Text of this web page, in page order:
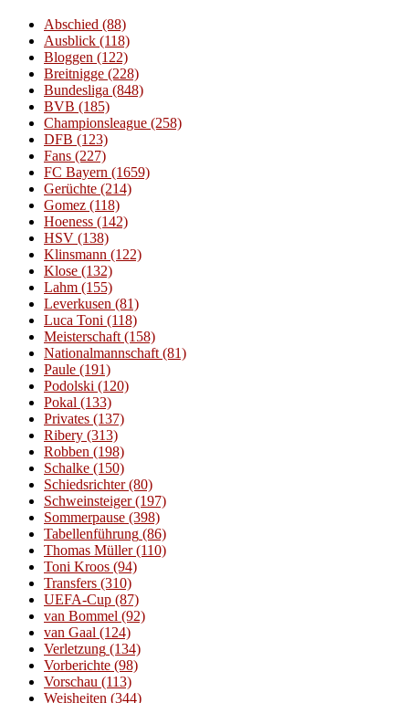
Abschied (88)
Ausblick (118)
Bloggen (122)
Breitnigge (228)
Bundesliga (848)
BVB (185)
Championsleague (258)
DFB (123)
Fans (227)
FC Bayern (1659)
Gerüchte (214)
Gomez (118)
Hoeness (142)
HSV (138)
Klinsmann (122)
Klose (132)
Lahm (155)
Leverkusen (81)
Luca Toni (118)
Meisterschaft (158)
Nationalmannschaft (81)
Paule (191)
Podolski (120)
Pokal (133)
Privates (137)
Ribery (313)
Robben (198)
Schalke (150)
Schiedsrichter(80)
Schweinsteiger(197)
Sommerpause (398)
Tabellenführung (86)
Thomas Müller(110)
Toni Kroos (94)
Transfers (310)
UEFA-Cup (87)
van Bommel (92)
van Gaal (124)
Verletzung (134)
Vorberichte (98)
Vorschau (113)
Weisheiten (344)